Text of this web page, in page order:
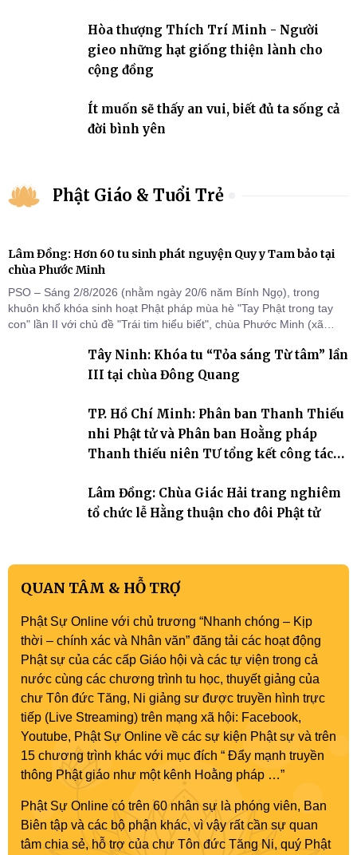
Hòa thượng Thích Trí Minh - Người
gieo những hạt giống thiện lành cho
cộng đồng
Ít muốn sẽ thấy an vui, biết đủ ta sống cả
đời bình yên
Phật Giáo & Tuổi Trẻ
Lâm Đồng: Hơn 60 tu sinh phát nguyện Quy y Tam bảo tại
chùa Phước Minh
PSO – Sáng 2/8/2026 (nhằm ngày 20/6 năm Bính Ngọ), trong
khuôn khổ khóa sinh hoạt Phật pháp mùa hè "Tay Phật trong tay
con" lần II với chủ đề "Trái tim hiểu biết", chùa Phước Minh (xã
cho hơn 60 tu sinh.Tây Ninh: Khóa tu “Tỏa sáng Từ tâm” lần
III tại chùa Đông Quang
TP. Hồ Chí Minh: Phân ban Thanh Thiếu
nhi Phật tử và Phân ban Hoằng pháp
Thanh thiếu niên TƯ tổng kết công tác
Lâm Đồng: Chùa Giác Hải trang nghiêm
tổ chức lễ Hằng thuận cho đôi Phật tử
QUAN TÂM & HỖ TRỢ
Phật Sự Online với chủ trương “Nhanh chóng – Kịp
thời – chính xác và Nhân văn” đăng tải các hoạt động
Phật sự của các cấp Giáo hội và các tự viện trong cả
nước cùng các chương trình tu học, thuyết giảng của
chư Tôn đức Tăng, Ni giảng sư được truyền hình trực
tiếp (Live Streaming) trên mạng xã hội: Facebook,
Youtube, Phật Sự Online về các sự kiện Phật sự và trên
15 chương trình khác với mục đích “ Đẩy mạnh truyền
thông Phật giáo như một kênh Hoằng pháp …”
Phật Sự Online có trên 60 nhân sự là phóng viên, Ban
Biên tập và các bộ phận khác, vì vậy rất cần sự quan
tâm chia sẻ, hỗ trợ của chư Tôn đức Tăng Ni, quý Phật